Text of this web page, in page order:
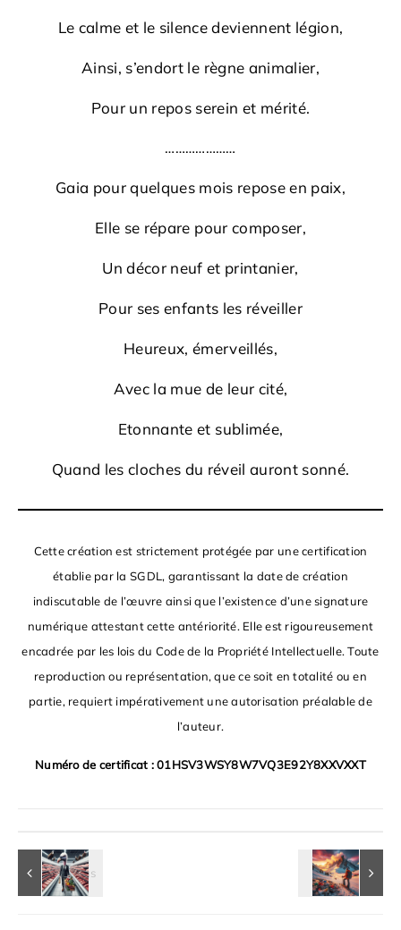
Le calme et le silence deviennent légion,
Ainsi, s’endort le règne animalier,
Pour un repos serein et mérité.
…………………
Gaia pour quelques mois repose en paix,
Elle se répare pour composer,
Un décor neuf et printanier,
Pour ses enfants les réveiller
Heureux, émerveillés,
Avec la mue de leur cité,
Etonnante et sublimée,
Quand les cloches du réveil auront sonné.
Cette création est strictement protégée par une certification
établie par la SGDL, garantissant la date de création
indiscutable de l’œuvre ainsi que l’existence d’une signature
numérique attestant cette antériorité. Elle est rigoureusement
encadrée par les lois du Code de la Propriété Intellectuelle. Toute
reproduction ou représentation, que ce soit en totalité ou en
partie, requiert impérativement une autorisation préalable de
l’auteur.
Numéro de certificat : 01HSV3WSY8W7VQ3E92Y8XXVXXT